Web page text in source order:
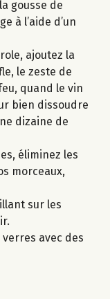
gousse de
à l’aide d’un
ajoutez la
le zeste de
quand le vin
bien dissoudre
dizaine de
éliminez les
morceaux,
sur les
avec des